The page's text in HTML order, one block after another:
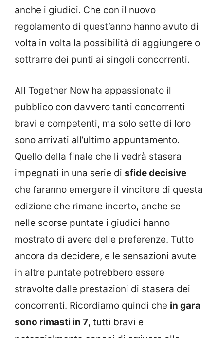
anche i giudici. Che con il nuovo
regolamento di quest’anno hanno avuto di
volta in volta la possibilità di aggiungere o
sottrarre dei punti ai singoli concorrenti.
All Together Now ha appassionato il
pubblico con davvero tanti concorrenti
bravi e competenti, ma solo sette di loro
sono arrivati all’ultimo appuntamento.
Quello della finale che li vedrà stasera
impegnati in una serie di sfide decisive
che faranno emergere il vincitore di questa
edizione che rimane incerto, anche se
nelle scorse puntate i giudici hanno
mostrato di avere delle preferenze. Tutto
ancora da decidere, e le sensazioni avute
in altre puntate potrebbero essere
stravolte dalle prestazioni di stasera dei
concorrenti. Ricordiamo quindi che in gara
sono rimasti in 7, tutti bravi e